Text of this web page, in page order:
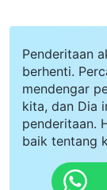
Penderitaan
berhenti.
mendengar
kita, dan Dia
penderitaan.
baik tentang